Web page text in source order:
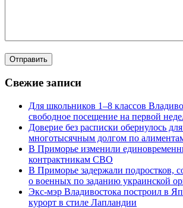
Свежие записи
Для школьников 1–8 классов
свободное посещение на первой
Доверие без расписки обернулось
многотысячным долгом по
В Приморье изменили
контрактникам СВО
В Приморье задержали подростков,
о военных по заданию украинской
Экс-мэр Владивостока построил в
курорт в стиле Лапландии